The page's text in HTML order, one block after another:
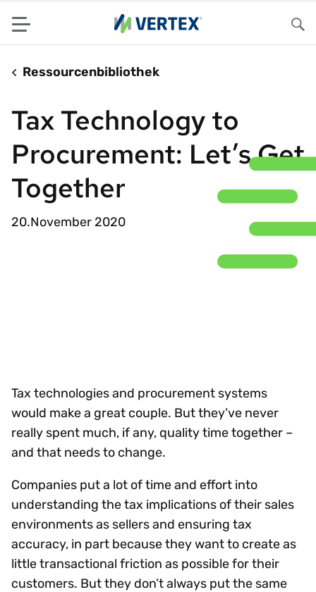
Menu
Ressourcenbibliothek
Tax Technology to
Procurement: Let’s Get
Together
20.November 2020
Tax technologies and procurement systems
would make a great couple. But they’ve never
really spent much, if any, quality time together –
and that needs to change.
Companies put a lot of time and effort into
understanding the tax implications of their sales
environments as sellers and ensuring tax
accuracy, in part because they want to create as
little transactional friction as possible for their
customers. But they don’t always put the same